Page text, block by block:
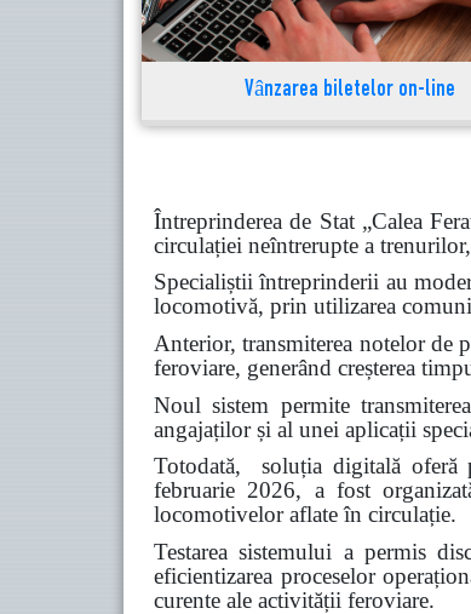
Vânzarea biletelor on-line
Întreprinderea de Stat „Calea
circulației neîntrerupte a
Specialiștii întreprinderii au
locomotivă, prin utilizarea
Anterior, transmiterea notelor de
feroviare, generând creșterea
Noul sistem permite
angajaților și al unei aplicații
Totodată, soluția digitală oferă
februarie 2026, a fost
locomotivelor aflate în circulație.
Testarea sistemului a permis
eficientizarea proceselor
curente ale activității feroviare.